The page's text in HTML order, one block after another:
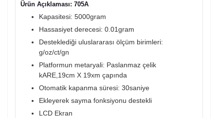
Ürün Açıklaması: 705A
Kapasitesi: 5000gram
Hassasiyet derecesi: 0.01gram
Desteklediği uluslararası ölçüm birimleri:
g/oz/ct/gn
Platformun metaryali: Paslanmaz çelik
kARE,19cm X 19xm çapında
Otomatik kapanma süresi: 30saniye
Ekleyerek sayma fonksiyonu destekli
LCD Ekran